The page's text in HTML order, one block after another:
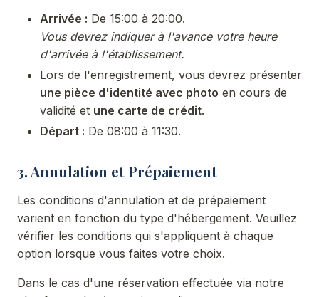
Arrivée : De 15:00 à 20:00.
Vous devrez indiquer à l'avance votre heure
d'arrivée à l'établissement.
Lors de l'enregistrement, vous devrez présenter
une pièce d'identité avec photo en cours de
validité et une carte de crédit.
Départ : De 08:00 à 11:30.
3. Annulation et Prépaiement
Les conditions d'annulation et de prépaiement
varient en fonction du type d'hébergement. Veuillez
vérifier les conditions qui s'appliquent à chaque
option lorsque vous faites votre choix.
Dans le cas d'une réservation effectuée via notre